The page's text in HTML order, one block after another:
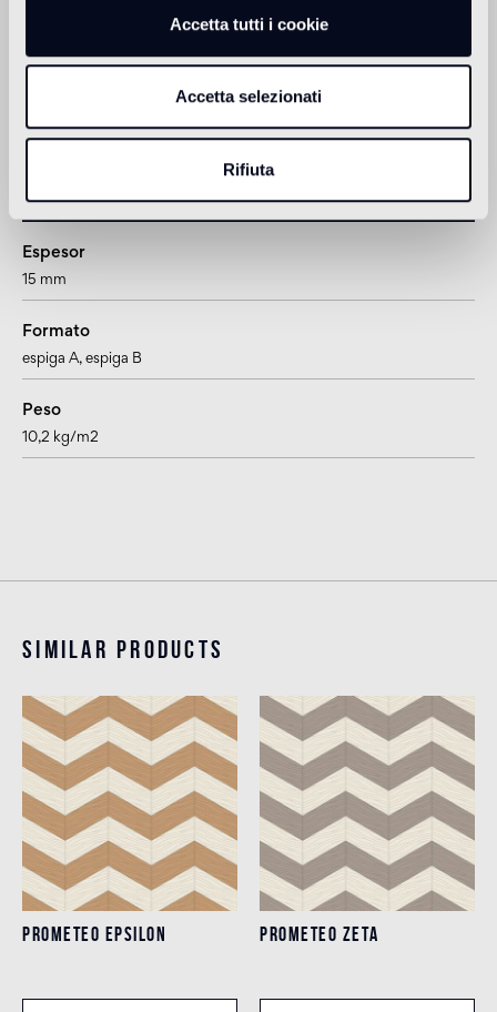
Accetta tutti i cookie
Accetta selezionati
Rifiuta
Información sobre el producto
Espesor
15 mm
Formato
espiga A, espiga B
Peso
10,2 kg/m2
Similar products
PROMETEO EPSILON PROMETEO ZETA